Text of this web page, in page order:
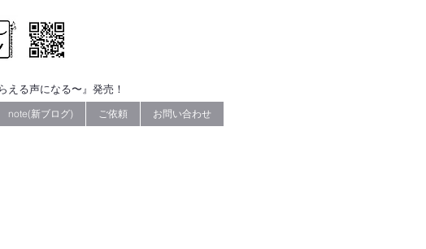
える声になる〜』発売！
note(新ブログ) ご依頼 お問い合わせ